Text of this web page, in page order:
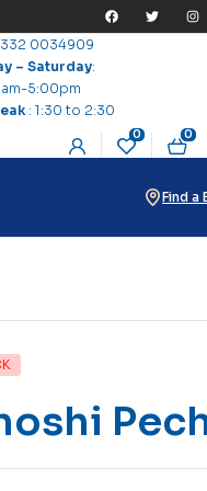
0034909
– Saturday:
5:00pm
: 1:30 to 2:30
0 0
Find a